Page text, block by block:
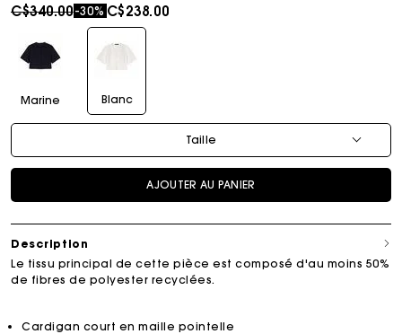
Price reduced from
C$340.00to
-30% C$238.00
Marine Blanc
Taille
AJOUTER AU PANIER
Description
Le tissu principal de cette pièce est composé d'au moins 50%
de fibres de polyester recyclées.
Cardigan court en maille pointelle